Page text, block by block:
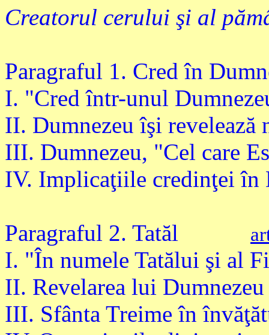
Creatorul cerului şi al
Paragraful 1. Cred în
I. "Cred într-unul
II. Dumnezeu îşi revelează
III. Dumnezeu, "Cel care
IV. Implicaţiile credinţei în
Paragraful 2. Tatăl
I. "În numele Tatălui şi al
II. Revelarea lui
III. Sfânta Treime în